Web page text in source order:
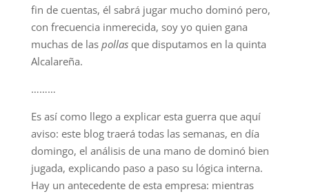
fin de cuentas, él sabrá jugar mucho dominó pero,
con frecuencia inmerecida, soy yo quien gana
muchas de las pollasque disputamos en la quinta
Alcalareña.
………
Es así como llego a explicar esta guerra que aquí
aviso: este blog traerá todas las semanas, en día
domingo, el análisis de una mano de dominó bien
jugada, explicando paso a paso su lógica interna.
Hay un antecedente de esta empresa: mientras